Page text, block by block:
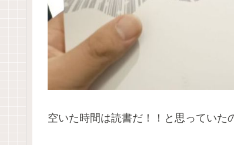
空いた時間は読書だ！！と思ってい